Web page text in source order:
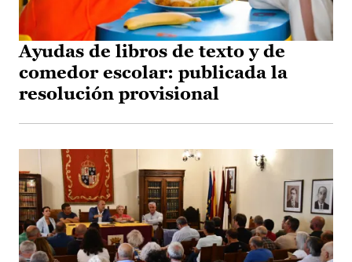
Ayudas de libros de texto y de
comedor escolar: publicada la
resolución provisional